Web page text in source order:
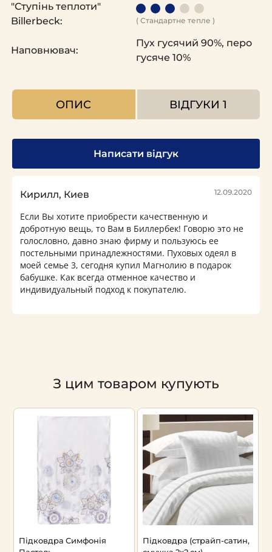
"Ступінь теплоти"
Billerbeck:
( Стандартне тепле )
Наповнювач:
Пух гусячий 90%, перо
гусяче 10%
ОПИС ВІДГУКИ1
Написати відгук
Кирилл, Киев 12.09.2020
Если Вы хотите приобрести качественную и
добротную вещь, то Вам в Биллербек! Говорю это не
голословно, давно знаю фирму и пользуюсь ее
постельными принадлежностями. Пуховых одеял в
моей семье 3, сегодня купил Магнолию в подарок
бабушке. Как всегда отменное качество и
индивидуальный подход к покупателю.
З цим товаром купують
Підковдра Симфонія
Підковдра (страйп-сатин,